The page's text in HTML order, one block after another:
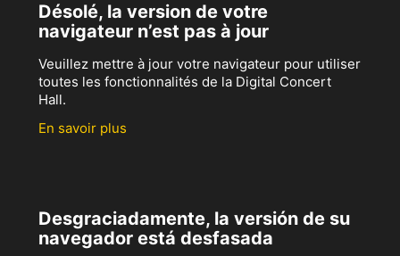
Désolé, la version de votre
navigateur n’est pas à jour
Veuillez mettre à jour votre navigateur pour utiliser
toutes les fonctionnalités de la Digital Concert
Hall.
En savoir plus
Desgraciadamente, la versión de su
navegador está desfasada